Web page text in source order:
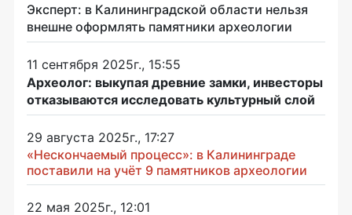
Эксперт: в Калининградской области нельзя
внешне оформлять памятники археологии
11 сентября 2025г., 15:55
Археолог: выкупая древние замки, инвесторы
отказываются исследовать культурный слой
29 августа 2025г., 17:27
«Нескончаемый процесс»: в Калининграде
поставили на учёт 9 памятников археологии
22 мая 2025г., 12:01